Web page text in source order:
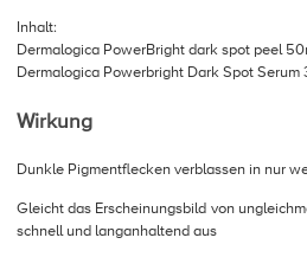
Inhalt:
Dermalogica PowerBright dark spot peel
Dermalogica Powerbright Dark Spot Serum
Wirkung
Dunkle Pigmentflecken verblassen in nur
Gleicht das Erscheinungsbild von
schnell und langanhaltend aus